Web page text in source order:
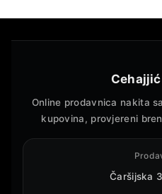
Online prodavnica nakita
kupovina, provjereni
Čaršijska